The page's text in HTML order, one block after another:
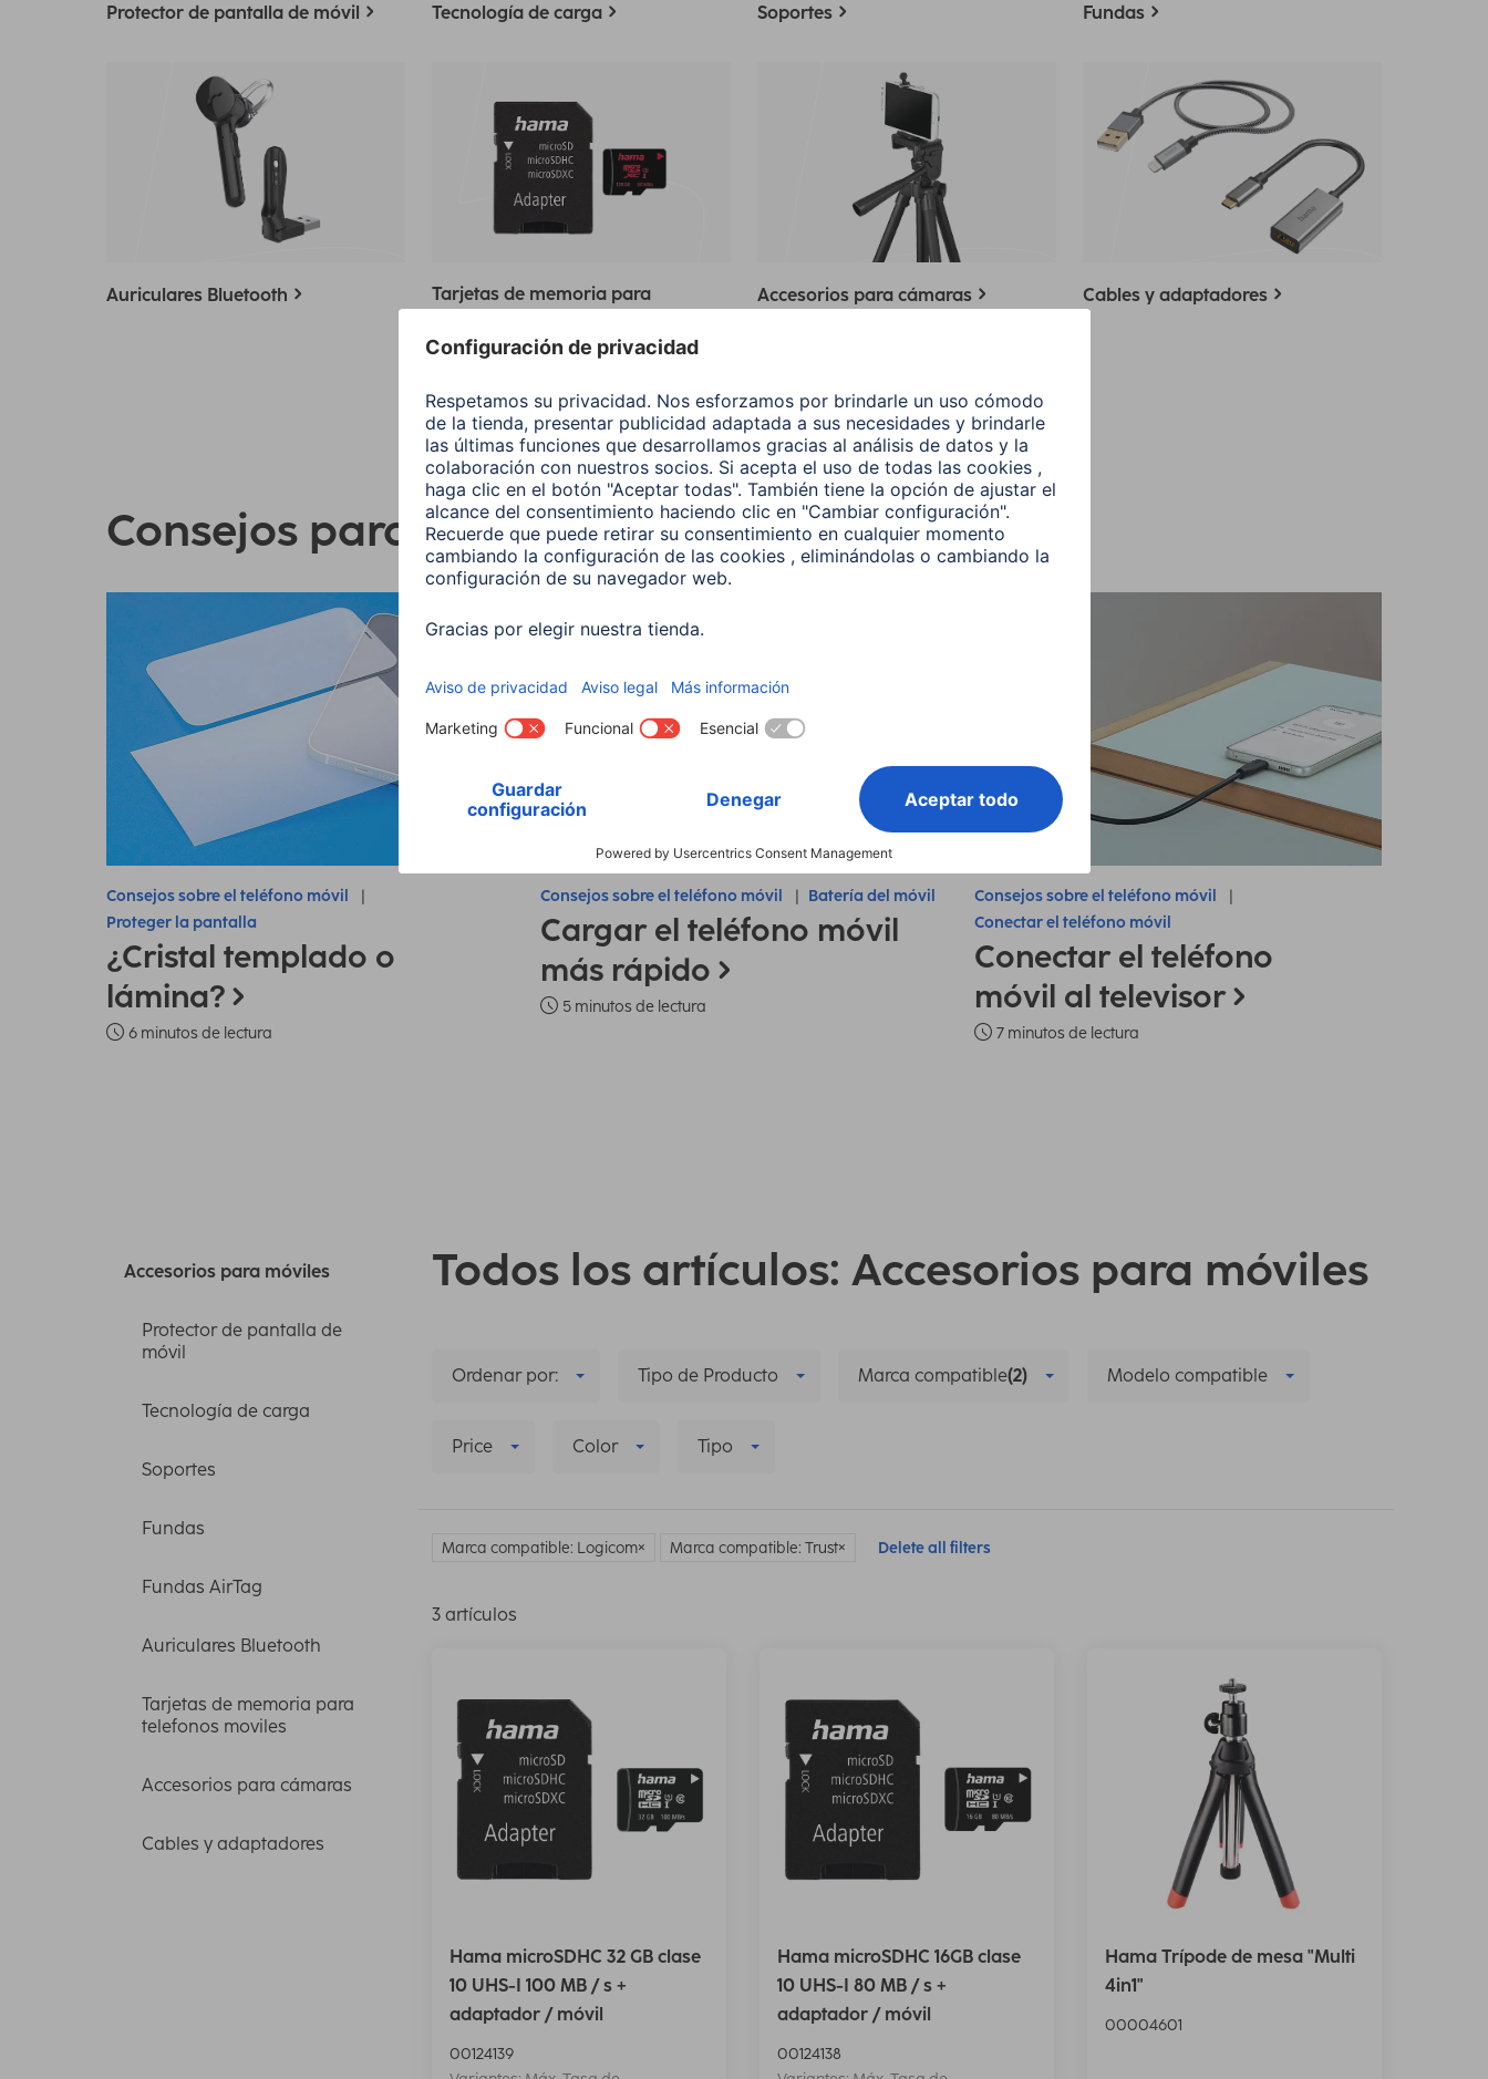
Protector de pantalla de móvil Tecnología de carga Soportes Fundas
Auriculares Bluetooth
Tarjetas de memoria para
Accesorios para cámaras Cables y adaptadores
Consejos para su teléfono móvil
Consejos sobre el teléfono móvil
Proteger la pantalla
¿Cristal templado o
lámina?
6 minutos de lectura
Consejos sobre el teléfono móvil Batería del móvil
Cargar el teléfono móvil
más rápido
5 minutos de lectura
Consejos sobre el teléfono móvil
Conectar el teléfono móvil
Conectar el teléfono
móvil al televisor
7 minutos de lectura
Accesorios para móviles
Protector de pantalla de
móvil
Tecnología de carga
Soportes
Fundas
Fundas AirTag
Auriculares Bluetooth
Tarjetas de memoria para
telefonos moviles
Accesorios para cámaras
Cables y adaptadores
Todos los artículos: Accesorios para móviles
Ordenar por: Tipo de Producto Marca compatible(2) Modelo compatible
Price Color Tipo
Marca compatible: Logicom Marca compatible: Trust Delete all filters
3 artículos
Hama microSDHC 32 GB clase
10 UHS-I 100 MB / s +
adaptador / móvil
00124139
Hama microSDHC 16GB clase
10 UHS-I 80 MB / s +
adaptador / móvil
00124138
Hama Trípode de mesa "Multi
4in1"
00004601